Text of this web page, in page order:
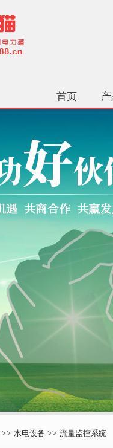
首页
>> 水电设备 >> 流量监控系统